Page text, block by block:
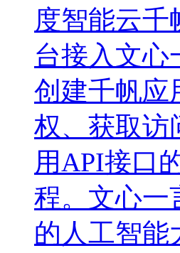
度智能云千
台接入文心
创建千帆应
权、获取访
用API接口
程。文心一
的人工智能